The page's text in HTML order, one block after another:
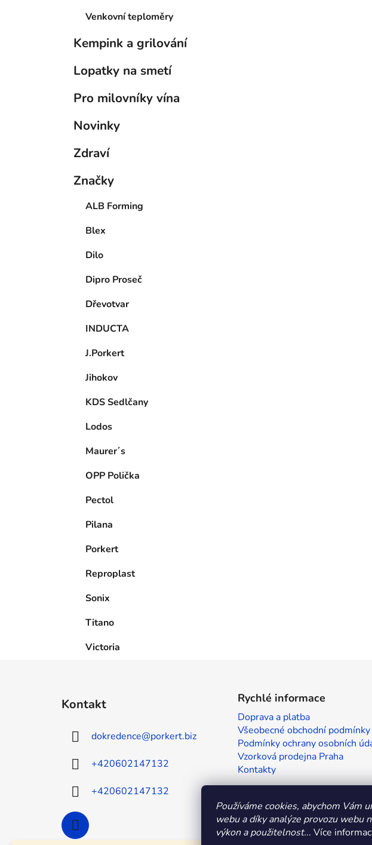
Používáme cookies, abychom Vám
webu a díky analýze provozu webu
výkon a použitelnost... Více
Venkovní teploměry
Kempink a grilování
Lopatky na smetí
Pro milovníky vína
Novinky
Zdraví
Značky
ALB Forming
Blex
Dilo
Dipro Proseč
Dřevotvar
INDUCTA
J.Porkert
Jihokov
KDS Sedlčany
Lodos
Maurer´s
OPP Polička
Pectol
Pilana
Porkert
Reproplast
Sonix
Titano
Victoria
Kontakt
dokredence@porkert.biz
+420602147132
+420602147132
Rychlé informace
Doprava a platba
Všeobecné obchodní podmínky
Podmínky ochrany osobních
Vzorková prodejna Praha
Kontakty